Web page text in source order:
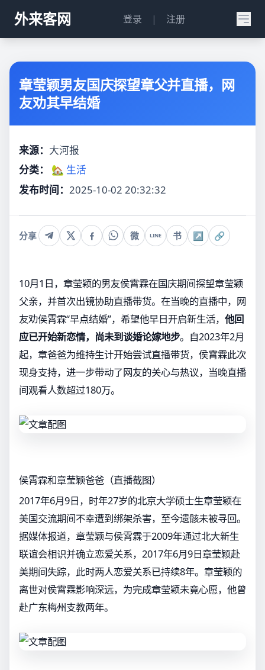
外来客网 登录 | 注册
章莹颖男友国庆探望章父并直播，网
友劝其早结婚
来源： 大河报
分类：
🏡 生活
发布时间： 2025-10-02 20:32:32
分享 微 LINE 书 ↗ 🔗
10月1日，章莹颖的男友侯霄霖在国庆期间探望章莹颖
父亲，并首次出镜协助直播带货。在当晚的直播中，网
友劝侯霄霖“早点结婚”，希望他早日开启新生活， 他回
应已开始新恋情，尚未到谈婚论嫁地步。自2023年2月
起，章爸爸为维持生计开始尝试直播带货，侯霄霖此次
现身支持，进一步带动了网友的关心与热议，当晚直播
间观看人数超过180万。
侯霄霖和章莹颖爸爸（直播截图）
2017年6月9日，时年27岁的北京大学硕士生章莹颖在
美国交流期间不幸遭到绑架杀害，至今遗骸未被寻回。
据媒体报道，章莹颖与侯霄霖于2009年通过北大新生
联谊会相识并确立恋爱关系，2017年6月9日章莹颖赴
美期间失踪，此时两人恋爱关系已持续8年。章莹颖的
离世对侯霄霖影响深远，为完成章莹颖未竟心愿，他曾
赴广东梅州支教两年。